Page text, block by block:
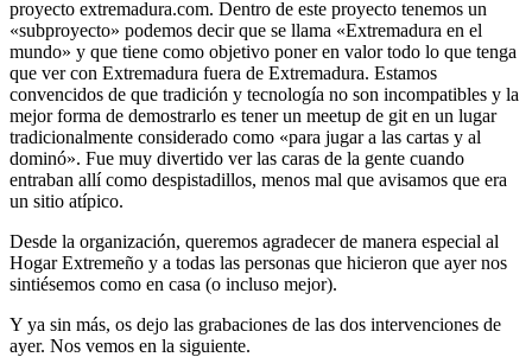
proyecto extremadura.com. Dentro de este proyecto tenemos un
«subproyecto» podemos decir que se llama «Extremadura en el
mundo» y que tiene como objetivo poner en valor todo lo que tenga
que ver con Extremadura fuera de Extremadura. Estamos
convencidos de que tradición y tecnología no son incompatibles y la
mejor forma de demostrarlo es tener un meetup de git en un lugar
tradicionalmente considerado como «para jugar a las cartas y al
dominó». Fue muy divertido ver las caras de la gente cuando
entraban allí como despistadillos, menos mal que avisamos que era
un sitio atípico.
Desde la organización, queremos agradecer de manera especial al
Hogar Extremeño y a todas las personas que hicieron que ayer nos
sintiésemos como en casa (o incluso mejor).
Y ya sin más, os dejo las grabaciones de las dos intervenciones de
ayer. Nos vemos en la siguiente.